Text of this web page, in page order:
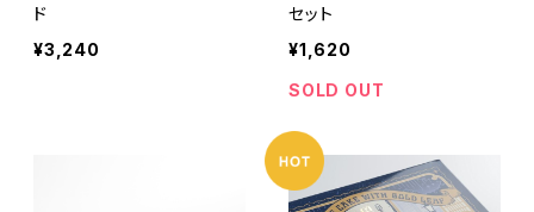
ド
¥3,240
セット
¥1,620
SOLD OUT